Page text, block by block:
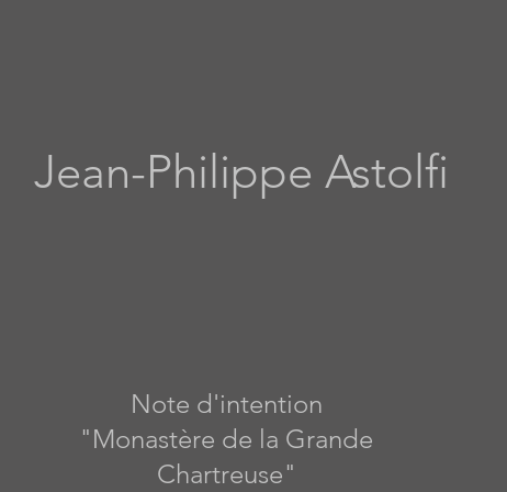
Jean-Philippe Astolfi
Note d'intention
"Monastère de la Grande
Chartreuse"